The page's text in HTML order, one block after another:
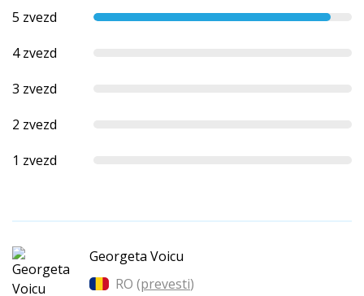
5 zvezd
4 zvezd
3 zvezd
2 zvezd
1 zvezd
Georgeta Voicu
RO (prevesti)